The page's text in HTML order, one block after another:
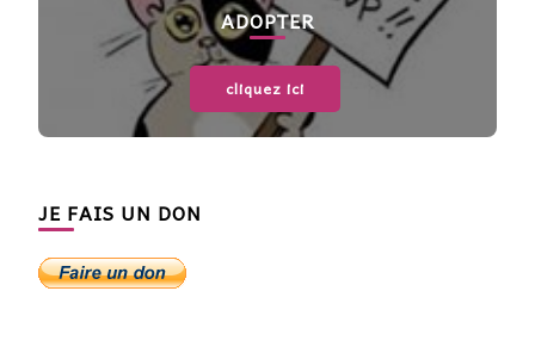
ADOPTER
cliquez ici
JE FAIS UN DON